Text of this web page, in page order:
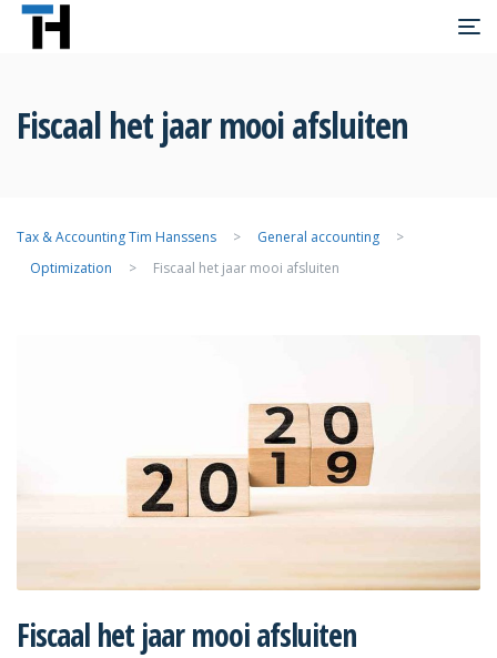
Fiscaal het jaar mooi afsluiten
> General accounting
>
Optimization
> Fiscaal het jaar mooi afsluiten
Fiscaal het jaar mooi afsluiten